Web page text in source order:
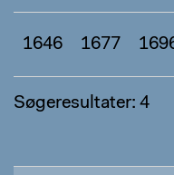
1646 1677
Søgeresultater: 4